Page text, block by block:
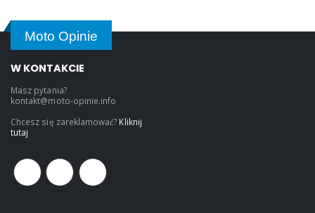
Moto Opinie
W KONTAKCIE
Masz pytania?
kontakt@moto-opinie.info
Chcesz się zareklamować? Kliknij
tutaj